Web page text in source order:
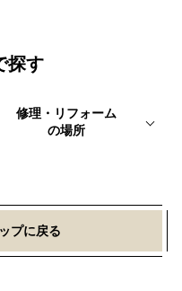
探す
修理・リフォーム
の場所
プに戻る